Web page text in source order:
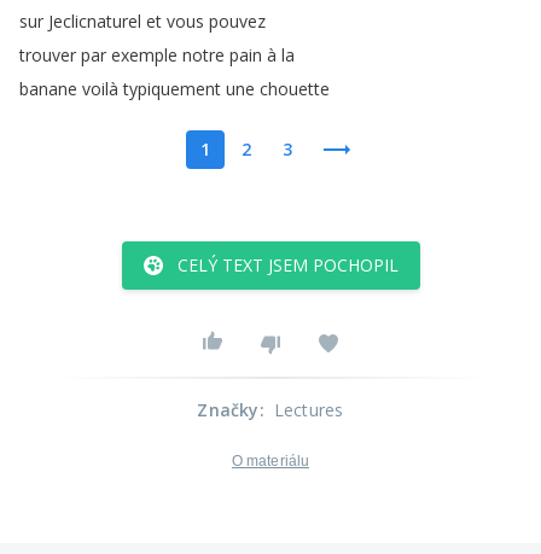
sur Jeclicnaturel et vous pouvez
trouver par exemple notre pain à la
banane voilà typiquement une chouette
1 2 3
CELÝ TEXT JSEM POCHOPIL
Značky: Lectures
O materiálu